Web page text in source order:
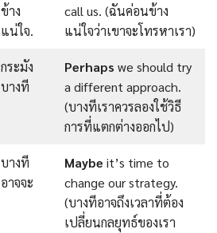
ข้าง
แน่ใจ.
call us. (ฉันค่อนข้าง
แน่ใจว่าเขาจะโทรหาเรา)
กระมัง
บางที
Perhaps we should try
a different approach.
(บางทีเราควรลองใช้วิธี
การที่แตกต่างออกไป)
บางที
อาจจะ
Maybe it’s time to
change our strategy.
(บางทีอาจถึงเวลาที่ต้อง
เปลี่ยนกลยุทธ์ของเรา